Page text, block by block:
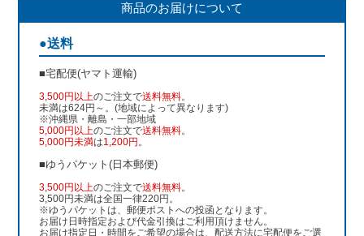
商品のお届けについて
●送料
■宅配便(ヤマト運輸)
3,500円以上のご注文で送料無料。
未満は624円～。(地域によって異なります)
※沖縄県・離島・一部地域
5,000円以上のご注文で送料無料。
5,000円未満は1,200円 。
■ゆうパケット(日本郵便)
3,500円以上のご注文で送料無料。
3,500円未満は全国一律220円。
※ゆうパケットは、郵便ポストへの投函となります。
お届け日時指定および代金引換はご利用頂けません。
お届け指定日・時間をご希望の場合は、配送方法に宅配便をご選